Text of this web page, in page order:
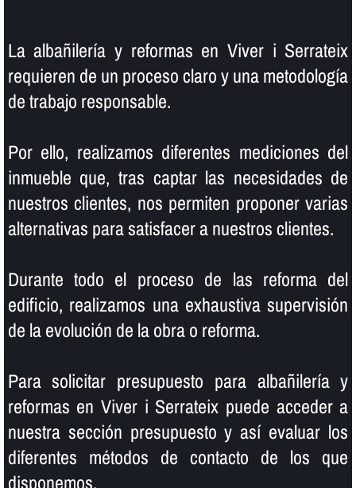
La albañilerí­a y reformas en Viver i Serrateix
requieren de un proceso claro y una metodologí­a
de trabajo responsable.
Por ello, realizamos diferentes mediciones del
inmueble que, tras captar las necesidades de
nuestros clientes, nos permiten proponer varias
alternativas para satisfacer a nuestros clientes.
Durante todo el proceso de las reforma del
edificio, realizamos una exhaustiva supervisión
de la evolución de la obra o reforma.
Para solicitar presupuesto para albañilerí­a y
reformas en Viver i Serrateix puede acceder a
nuestra sección presupuesto y así­ evaluar los
diferentes métodos de contacto de los que
disponemos.